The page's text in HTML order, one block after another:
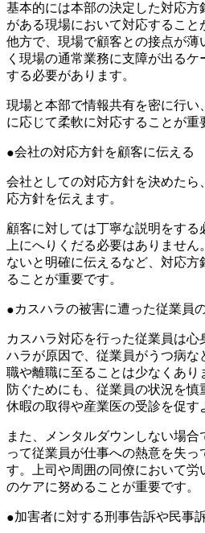
基本的には本部の決定した対応方
がある現場において対応すること
他方で、現場で顧客との接点が
く現場の通常業務に支障が出る
する必要があります。
現場と本部で情報共有を密に行い
に応じて柔軟に対応することが重
会社の対応方針を顧客に伝える
会社としての対応方針を決めた
応方針を伝えます。
顧客に対しては丁寧な説明をする
上にへりくだる必要はありませ
ないと明確に伝えるなど、対応
ることが重要です。
カスハラの被害に遭った従業員
カスハラ対応を行った従業員は心
ハラが原因で、従業員がうつ病
職や離職に至ることは少なくあり
防ぐためにも、従業員の状況を慎
休暇の取得や産業医の受診を促す
また、メンタルダウンしない場合
って従業員が仕事への熱意を失っ
す。上司や周囲の同僚において
のケアに努めることが重要です。
加害者に対する刑事告訴や民事